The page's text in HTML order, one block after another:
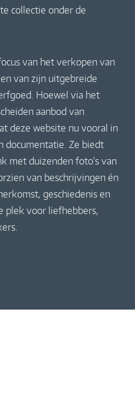
collectie onder de
van het verkopen van
van zijn uitgebreide
Hoewel via het
aanbod van
deze website nu vooral in
documentatie. Ze biedt
met duizenden foto's van
van beschrijvingen én
geschiedenis en
plek voor liefhebbers,